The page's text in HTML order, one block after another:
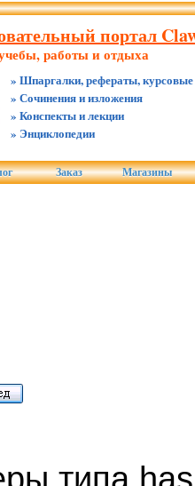
портал
работы и отдыха
» Шпаргалки, рефераты, курсовые
» Сочинения и изложения
» Конспекты и лекции
» Энциклопедии
Заказ Магазины